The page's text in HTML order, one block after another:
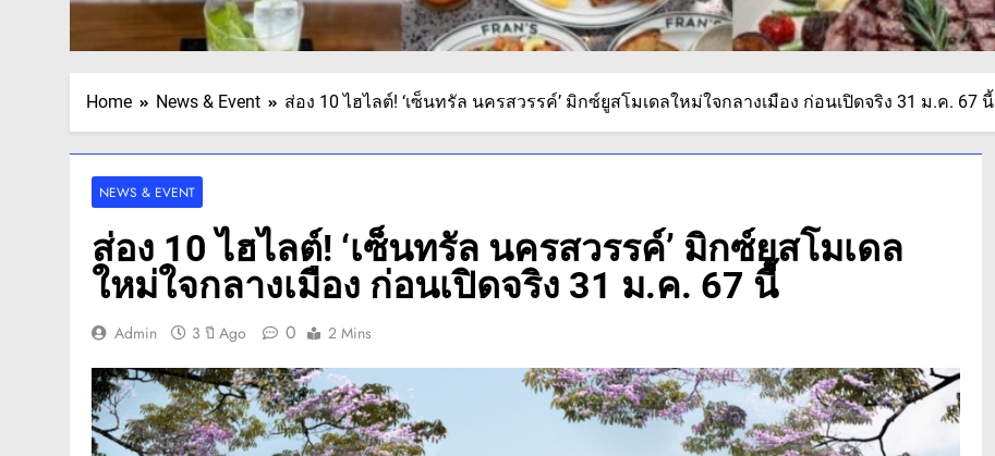
Home News & Event ส่อง 10 ไฮไลต์! ‘เซ็นทรัล นครสวรรค์’ มิกซ์ยูสโมเดลใหม่ใจกลางเมือง ก่อนเปิดจริง 31 ม.ค. 67 นี้
NEWS & EVENT
ส่อง 10 ไฮไลต์! ‘เซ็นทรัล นครสวรรค์’ มิกซ์ยูสโมเดล
ใหม่ใจกลางเมือง ก่อนเปิดจริง 31 ม.ค. 67 นี้
Admin 3 ปี Ago 0 2 Mins